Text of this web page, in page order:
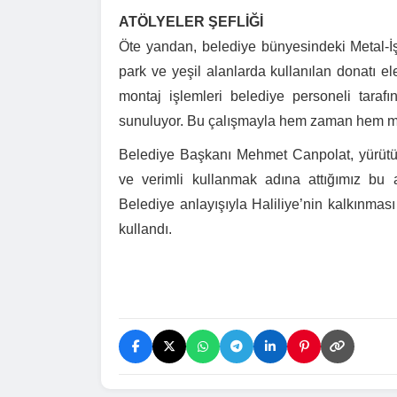
ATÖLYELER ŞEFLİĞİ
Öte yandan, belediye bünyesindeki
park ve yeşil alanlarda kullanılan donatı
montaj işlemleri belediye personeli
sunuluyor. Bu çalışmayla hem zaman hem
Belediye Başkanı Mehmet Canpolat,
ve verimli kullanmak adına attığımız bu
Belediye anlayışıyla Haliliye’nin
kullandı.